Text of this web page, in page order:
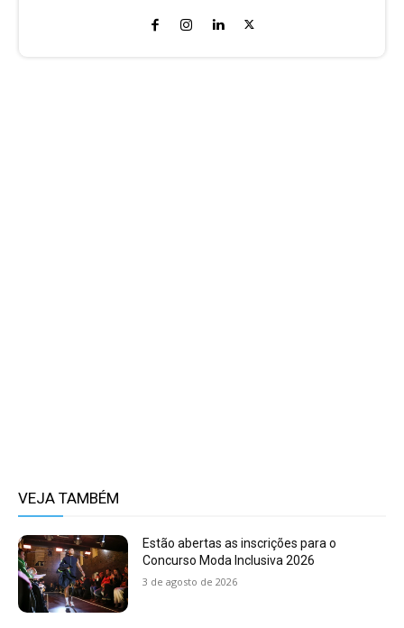
VEJA TAMBÉM
Estão abertas as inscrições para o
Concurso Moda Inclusiva 2026
3 de agosto de 2026